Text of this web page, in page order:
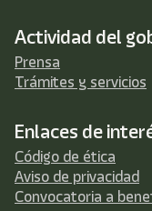
Actividad del
Prensa
Trámites y servicios
Enlaces de
Código de ética
Aviso de privacidad
Convocatoria a